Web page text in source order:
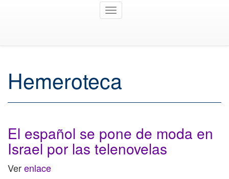
Toggle
Hemeroteca
El español se pone de moda en
Israel por las telenovelas
Verenlace